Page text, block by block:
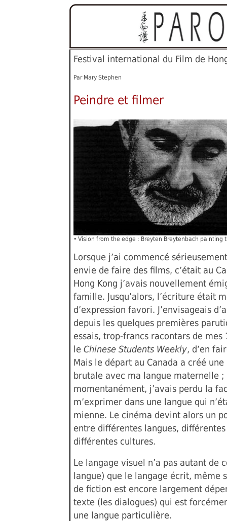
Festival international du Film de
Par Mary Stephen
Peindre et filmer
• Vision from the edge : Breyten Breytenbach painting
Lorsque j’ai commencé
envie de faire des films, c’était au
Hong Kong j’avais nouvellement
famille. Jusqu’alors, l’écriture était
d’expression favori. J’envisageais
depuis les quelques premières
essais, trop-francs racontars de mes
le Chinese Students Weekly, d’en
Mais le départ au Canada a créé
brutale avec ma langue maternelle ;
momentanément, j’avais perdu la
m’exprimer dans une langue qui
mienne. Le cinéma devint alors un
entre différentes langues,
différentes cultures.
Le langage visuel n’a pas autant de
langue) que le langage écrit, même
de fiction est encore largement
texte (les dialogues) qui est
une langue particulière.